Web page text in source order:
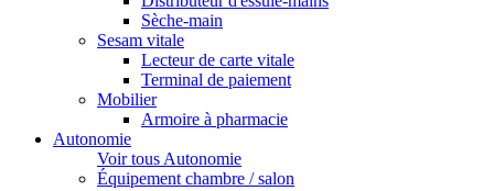
Sèche-main
Sesam vitale
Lecteur de carte vitale
Terminal de paiement
Mobilier
Armoire à pharmacie
Autonomie
Voir tous Autonomie
Équipement chambre / salon